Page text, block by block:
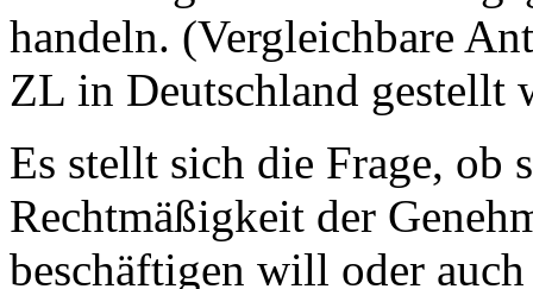
handeln. (Vergleichbare
ZL in Deutschland gestellt
Es stellt sich die Frage, ob
Rechtmäßigkeit der
beschäftigen will oder